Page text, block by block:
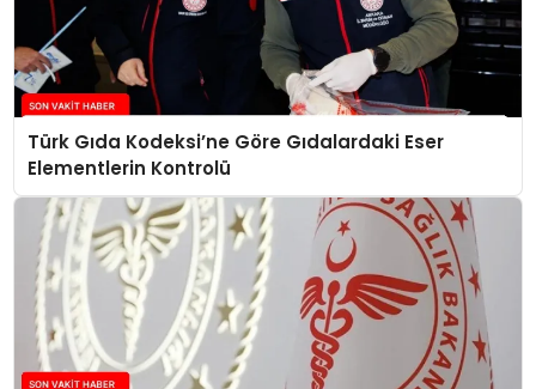
Türk Gıda Kodeksi’ne Göre Gıdalardaki Eser
Elementlerin Kontrolü